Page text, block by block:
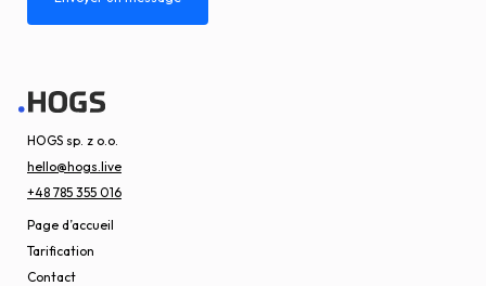
HOGS sp. z o.o.
hello@hogs.live
+48 785 355 016
Page d’accueil
Tarification
Contact